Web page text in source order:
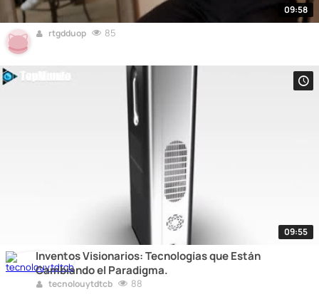
09:58
rtgdduop
85
09:55
Inventos Visionarios: Tecnologías que Están
Cambiando el Paradigma.
tecnolouytdtcb 88